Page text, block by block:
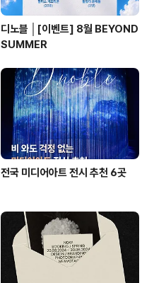
디노블 │[이벤트] 8월 BEYOND
SUMMER
전국 미디어아트 전시 추천 6곳